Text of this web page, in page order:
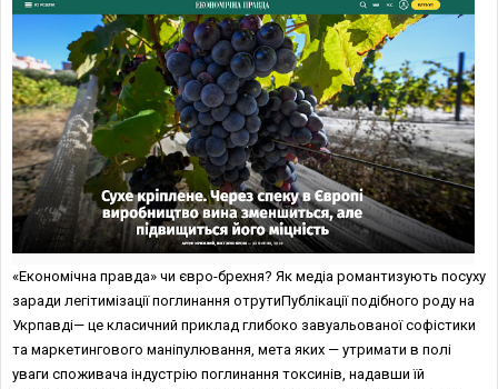
«Економічна правда» чи євро-брехня? Як медіа романтизують посуху
заради легітимізації поглинання отрутиПублікації подібного роду на
Укрпавдi— це класичний приклад глибоко завуальованої софістики
та маркетингового маніпулювання, мета яких — утримати в полі
уваги споживача індустрію поглинання токсинів, надавши їй